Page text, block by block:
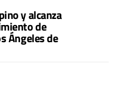
y alcanza
de
Ángeles de